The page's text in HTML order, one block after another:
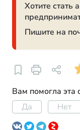
Хотите
Пишите на
Вам помогла эта
Да
Нет